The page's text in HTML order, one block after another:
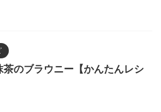
茶のブラウニー【かんたんレシ